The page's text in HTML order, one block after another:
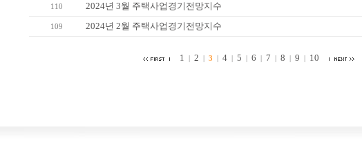
110 2024년 3월 주택사업경기전망지수
109 2024년 2월 주택사업경기전망지수
1 | 2 | 3 | 4 | 5 | 6 | 7 | 8 | 9 | 10